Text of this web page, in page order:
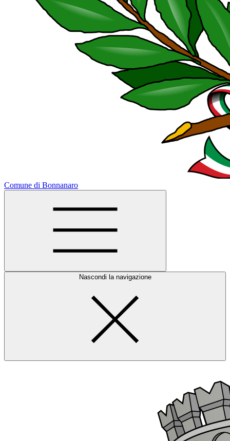
Comune di Bonnanaro
Nascondi la navigazione